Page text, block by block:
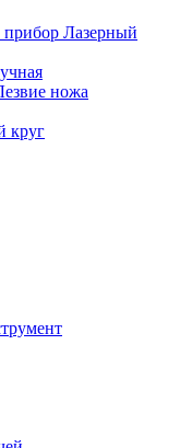
Лазерный
ножа
круг